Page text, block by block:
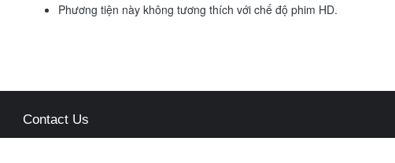
Phương tiện này không tương thích với chế độ phim HD.
Contact Us